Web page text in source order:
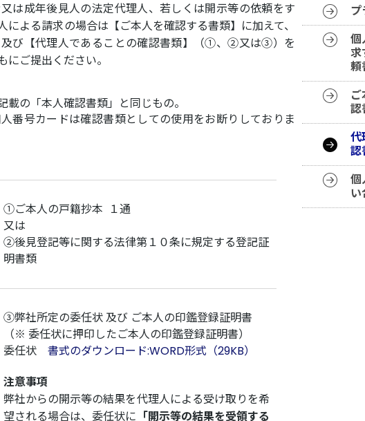
は成年後見人の法定代理人、若しくは開示等の依頼をす
よる請求の場合は【ご本人を確認する書類】に加えて、
び【代理人であることの確認書類】（①、②又は③）を
ご提出ください。
載の「本人確認書類」と同じもの。
番号カードは確認書類としての使用をお断りしておりま
①ご本人の戸籍抄本 １通
又は
②後見登記等に関する法律第１０条に規定する登記証
明書類
③弊社所定の委任状 及び ご本人の印鑑登録証明書
（※ 委任状に押印したご本人の印鑑登録証明書）
委任状 書式のダウンロード:WORD形式（29KB）
注意事項
弊社からの開示等の結果を代理人による受け取りを希
望される場合は、委任状に 「開示等の結果を受領する
プ
個
求
頼
認
代
認
個
い